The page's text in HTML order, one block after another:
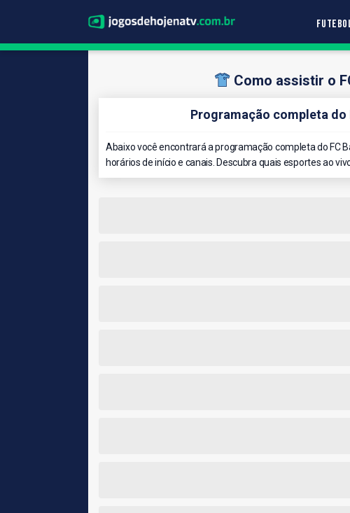
Como assistir o
Programação completa do
Abaixo você encontrará a programação completa do FC
horários de início e canais. Descubra quais esportes ao